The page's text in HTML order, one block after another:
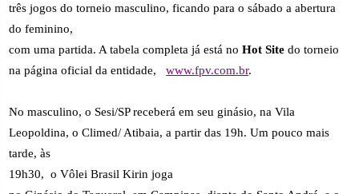
três jogos do torneio masculino, ficando para o sábado a abertura
do feminino,
com uma partida. A tabela completa já está noHot Site do torneio
na página oficial da entidade,
www.fpv.com.br.
No masculino, o Sesi/SP receberá em seu ginásio, na Vila
Leopoldina, o Climed/ Atibaia, a partir das 19h. Um pouco mais
tarde, às
19h30, o Vôlei Brasil Kirin joga